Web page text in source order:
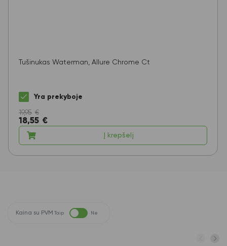
Tušinukas Waterman, Allure Chrome Ct
Yra prekyboje
19,95 €
18,55 €
Į krepšelį
Kaina su PVM Taip Ne